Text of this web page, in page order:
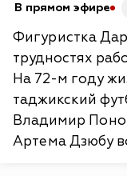
В прямом эфире
Фигуристка
трудностях
На 72-м году
таджикский
Владимир
Артема Дзюбу